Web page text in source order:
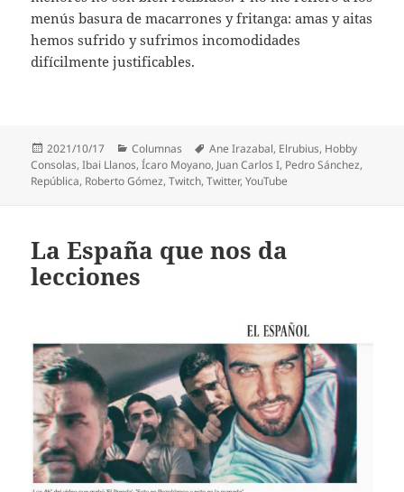
menús basura de macarrones y fritanga: amas y aitas
hemos sufrido y sufrimos incomodidades
difícilmente justificables.
Publicado
el
2021/10/17 Categorías
Columnas Etiquetas
Ane Irazabal, Elrubius, Hobby
Consolas,Ibai Llanos,Ícaro Moyano, Juan Carlos I, Pedro Sánchez,
República, Roberto Gómez,Twitch,Twitter,YouTube
La España que nos da
lecciones